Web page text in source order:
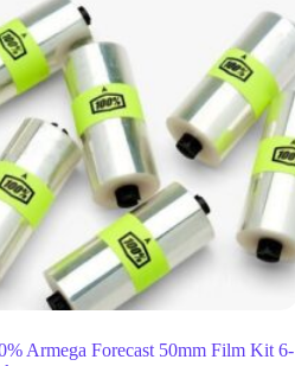
Armega Forecast 50mm Film Kit 6-